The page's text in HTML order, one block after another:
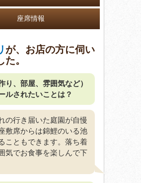
座席情報
が、お店の方に伺い
た。
り、部屋、雰囲気など）
ルされたいことは？
の行き届いた庭園が自慢
敷席からは錦鯉のいる池
こともできます。落ち着
気でお食事を楽しんで下